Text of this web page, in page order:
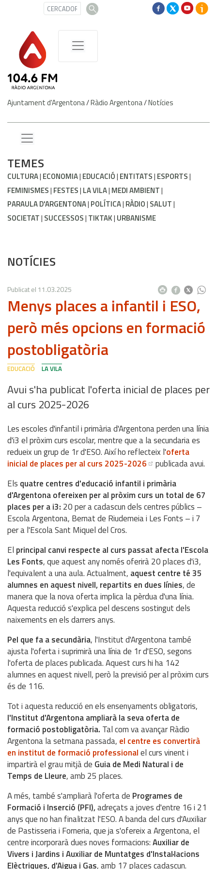
Ajuntament d'Argentona/Ràdio Argentona/Notícies
TEMES
CULTURA ECONOMIA EDUCACIÓ ENTITATS ESPORTS
FEMINISMES FESTES LA VILA MEDI AMBIENT
PARAULA D'ARGENTONA POLÍTICA RÀDIO SALUT
SOCIETAT SUCCESSOS TIKTAK URBANISME
NOTÍCIES
Publicat el 11.03.2025
Menys places a infantil i ESO,
però més opcions en formació
postobligatòria
EDUCACIÓ LA VILA
Avui s'ha publicat l'oferta inicial de places per
al curs 2025-2026
Les escoles d'infantil i primària d'Argentona perden una línia
d'i3 el pròxim curs escolar, mentre que a la secundaria es
redueix un grup de 1r d'ESO. Així ho reflecteix l'oferta
inicial de places per al curs 2025-2026
publicada avui.
Els quatre centres d'educació infantil i primària
d'Argentona ofereixen per al pròxim curs un total de 67
places per a i3: 20 per a cadascun dels centres públics –
Escola Argentona, Bernat de Riudemeia i Les Fonts – i 7
per a l'Escola Sant Miquel del Cros.
El principal canvi respecte al curs passat afecta l'Escola
Les Fonts, que aquest any només oferirà 20 places d'i3,
l'equivalent a una aula. Actualment, aquest centre té 35
alumnes en aquest nivell, repartits en dues línies, de
manera que la nova oferta implica la pèrdua d'una línia.
Aquesta reducció s'explica pel descens sostingut dels
naixements en els darrers anys.
Pel que fa a secundària, l'Institut d'Argentona també
ajusta l'oferta i suprimirà una línia de 1r d'ESO, segons
l'oferta de places publicada. Aquest curs hi ha 142
alumnes en aquest nivell, però la previsió per al pròxim curs
és de 116.
Tot i aquesta reducció en els ensenyaments obligatoris,
l'Institut d'Argentona ampliarà la seva oferta de
formació postobligatòria. Tal com va avançar Ràdio
Argentona la setmana passada, el centre es convertirà
en institut de formació professionalel curs vinent i
impartirà el grau mitjà de Guia de Medi Natural i de
Temps de Lleure, amb 25 places.
A més, també s'ampliarà l'oferta de Programes de
Formació i Inserció (PFI),adreçats a joves d'entre 16 i 21
anys que no han finalitzat l'ESO. A banda del curs d'Auxiliar
de Pastisseria i Forneria, que ja s'ofereix a Argentona, el
centre incorporarà dues noves formacions:Auxiliar de
Vivers i Jardins i Auxiliar de Muntatges d'Instal·lacions
Elèctriques, d'Aigua i Gas, amb 17 places cadascun.